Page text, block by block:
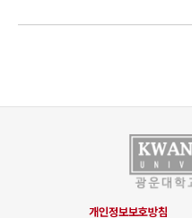
개인정보보호방침